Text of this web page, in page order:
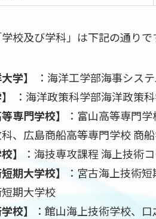
校及び学科」は下記の通りで
学】
：海洋工学部海事シス
：海洋政策科学部海洋政策
専門学校】
：富山高等専門
、広島商船高等専門学校 商
】
：海技専攻課程 海上技術
期大学校】
：宮古海上技術
期大学校
校】
：館山海上技術学校、